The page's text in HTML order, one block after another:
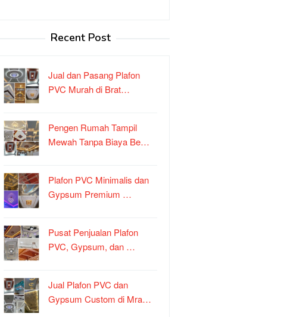
Recent Post
Jual dan Pasang Plafon
PVC Murah di Brat…
Pengen Rumah Tampil
Mewah Tanpa Biaya Be…
Plafon PVC Minimalis dan
Gypsum Premium …
Pusat Penjualan Plafon
PVC, Gypsum, dan …
Jual Plafon PVC dan
Gypsum Custom di Mra…